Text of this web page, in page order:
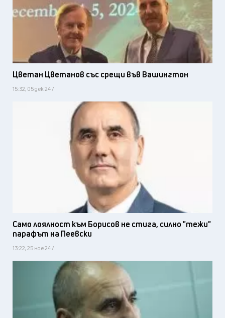
Цветан Цветанов със срещи във Вашингтон
15:32, 05 дек 24 /
Само лоялност към Борисов не стига, силно "тежи"
парафът на Пеевски
13:22, 25 ное 24 /